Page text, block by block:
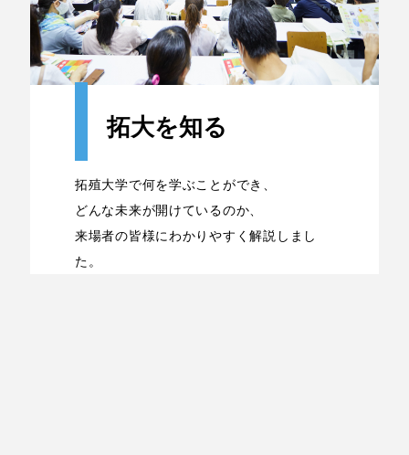
拓大を知る
拓殖大学で何を学ぶことができ、
どんな未来が開けているのか、
来場者の皆様にわかりやすく解説しまし
た。